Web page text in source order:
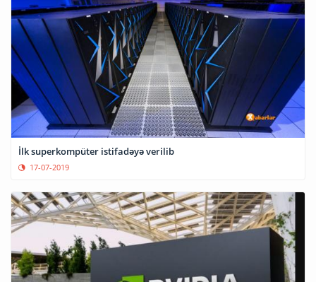
İlk superkompüter istifadəyə verilib
17-07-2019